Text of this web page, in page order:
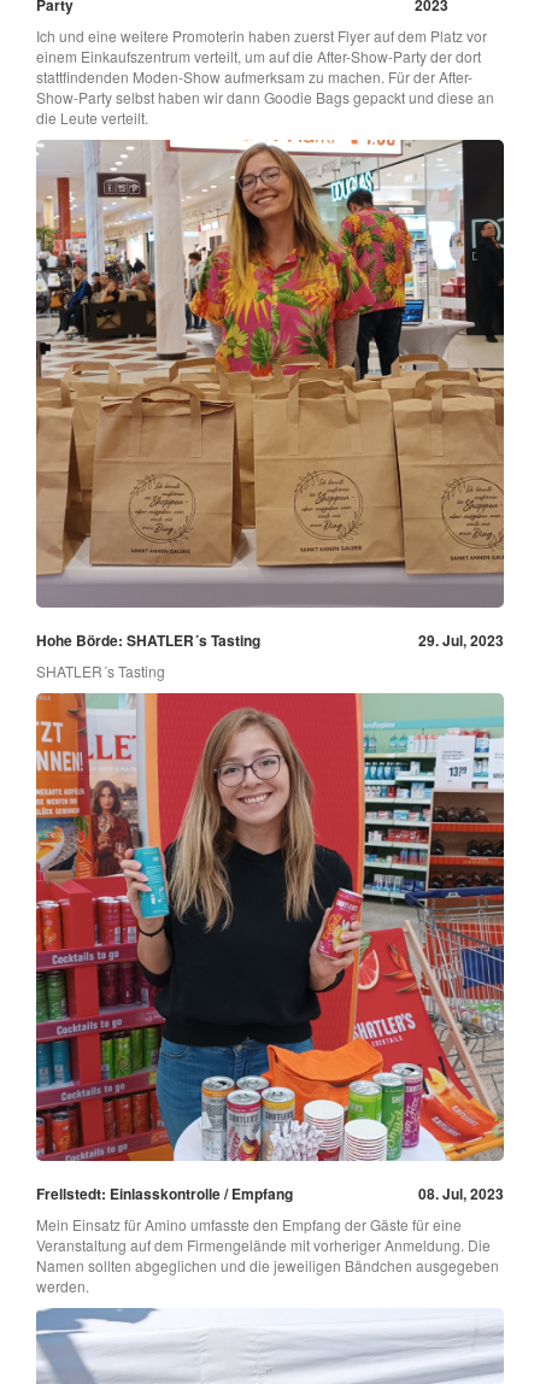
Party 2023
Ich und eine weitere Promoterin haben zuerst Flyer auf dem Platz vor
einem Einkaufszentrum verteilt, um auf die After-Show-Party der dort
stattfindenden Moden-Show aufmerksam zu machen. Für der After-
Show-Party selbst haben wir dann Goodie Bags gepackt und diese an
die Leute verteilt.
Hohe Börde: SHATLER´s Tasting 29. Jul, 2023
SHATLER´s Tasting
Frellstedt: Einlasskontrolle / Empfang 08. Jul, 2023
Mein Einsatz für Amino umfasste den Empfang der Gäste für eine
Veranstaltung auf dem Firmengelände mit vorheriger Anmeldung. Die
Namen sollten abgeglichen und die jeweiligen Bändchen ausgegeben
werden.